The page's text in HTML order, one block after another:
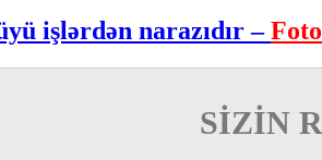
işlərdən narazıdır –Foto
SİZİN